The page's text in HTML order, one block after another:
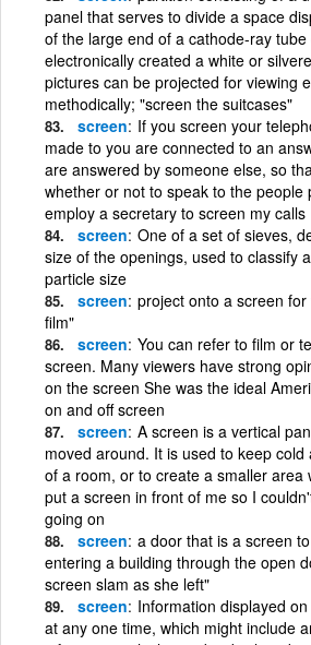
panel that serves to divide a space
of the large end of a cathode-ray tube
electronically created a white or
pictures can be projected for viewing
methodically; "screen the suitcases"
screen If you screen your
made to you are connected to an
are answered by someone else, so
whether or not to speak to the people
employ a secretary to screen my calls
screen One of a set of sieves,
size of the openings, used to classify
particle size
screen project onto a screen
film"
screen You can refer to film or
screen. Many viewers have strong
on the screen She was the ideal
on and off screen
screen A screen is a vertical
moved around. It is used to keep
of a room, or to create a smaller area
put a screen in front of me so I
going on
screen a door that is a screen
entering a building through the open
screen slam as she left"
screen Information displayed
at any one time, which might include